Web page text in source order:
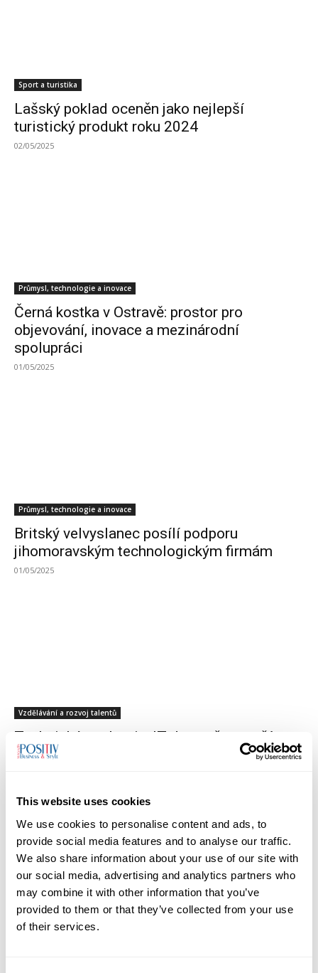
This website uses cookies
We use cookies to personalise content and ads, to
provide social media features and to analyse our traffic.
We also share information about your use of our site with
our social media, advertising and analytics partners who
may combine it with other information that you’ve
provided to them or that they’ve collected from your use
of their services.
Sport a turistika
Lašský poklad oceněn jako nejlepší
turistický produkt roku 2024
02/05/2025
Průmysl, technologie a inovace
Černá kostka v Ostravě: prostor pro
objevování, inovace a mezinárodní
spolupráci
01/05/2025
Průmysl, technologie a inovace
Britský velvyslanec posílí podporu
jihomoravským technologickým firmám
01/05/2025
Vzdělávání a rozvoj talentů
Technické znalosti v IT dnes už nestačí.
Klíčová je komunikace, asertivita i empatie
3
TOP AUTHORS